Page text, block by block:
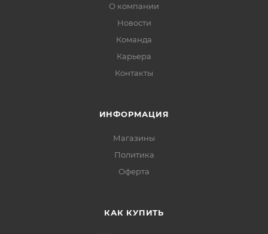
О компании
Новости
Команда
Карьера
Контакты
ИНФОРМАЦИЯ
Магазины
Политика
Офертa
КАК КУПИТЬ